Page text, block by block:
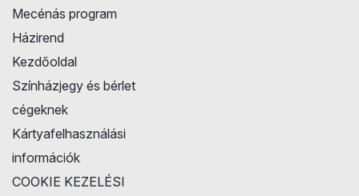
Mecénás program
Házirend
Kezdőoldal
Színházjegy és bérlet
cégeknek
Kártyafelhasználási
információk
COOKIE KEZELÉSI